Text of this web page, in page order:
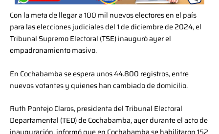
Con la meta de llegar a 100 mil nuevos electores en el país
para las elecciones judiciales del 1 de diciembre de 2024, el
Tribunal Supremo Electoral (TSE) inauguró ayer el
empadronamiento masivo.
En Cochabamba se espera unos 44.800 registros, entre
nuevos votantes y quienes han cambiado de domicilio.
Ruth Pontejo Claros, presidenta del Tribunal Electoral
Departamental (TED) de Cochabamba, ayer durante el acto de